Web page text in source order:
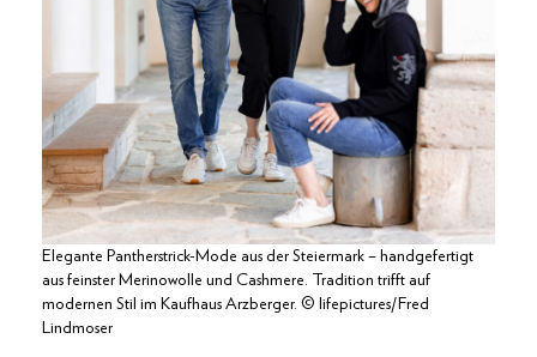
Elegante Pantherstrick-Mode aus der Steiermark – handgefertigt
aus feinster Merinowolle und Cashmere. Tradition trifft auf
modernen Stil im Kaufhaus Arzberger. © lifepictures/Fred
Lindmoser